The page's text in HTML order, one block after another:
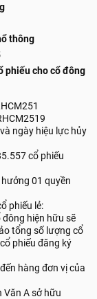
thông
phiếu cho cổ đông
ngày hiệu lực hủy
cổ phiếu
01 quyền
phiếu lẻ:
hiện hữu sẽ
tổng số lượng cổ
phiếu đăng ký
hàng đơn vị của
Văn A sở hữu